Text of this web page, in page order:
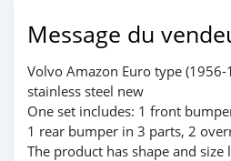
Message du
Volvo Amazon Euro type
stainless steel new
One set includes: 1 front
1 rear bumper in 3 parts, 2
The product has shape and